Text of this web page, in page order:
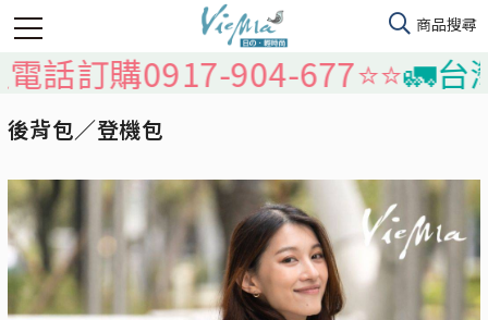
購0917-904-677⭐️⭐️🚛台灣本
後背包／登機包